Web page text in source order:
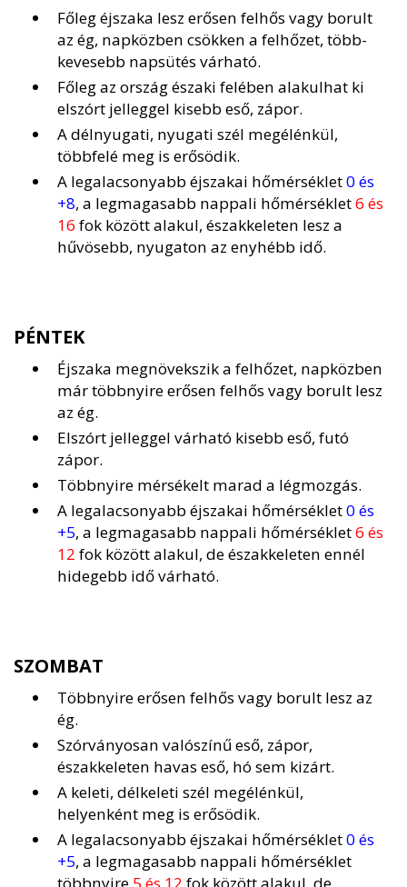
Főleg éjszaka lesz erősen felhős vagy borult
az ég, napközben csökken a felhőzet, több-
kevesebb napsütés várható.
Főleg az ország északi felében alakulhat ki
elszórt jelleggel kisebb eső, zápor.
A délnyugati, nyugati szél megélénkül,
többfelé meg is erősödik.
A legalacsonyabb éjszakai hőmérséklet0 és
+8, a legmagasabb nappali hőmérséklet6 és
16 fok között alakul, északkeleten lesz a
hűvösebb, nyugaton az enyhébb idő.
PÉNTEK
Éjszaka megnövekszik a felhőzet, napközben
már többnyire erősen felhős vagy borult lesz
az ég.
Elszórt jelleggel várható kisebb eső, futó
zápor.
Többnyire mérsékelt marad a légmozgás.
A legalacsonyabb éjszakai hőmérséklet0 és
+5, a legmagasabb nappali hőmérséklet6 és
12 fok között alakul, de északkeleten ennél
hidegebb idő várható.
SZOMBAT
Többnyire erősen felhős vagy borult lesz az
ég.
Szórványosan valószínű eső, zápor,
északkeleten havas eső, hó sem kizárt.
A keleti, délkeleti szél megélénkül,
helyenként meg is erősödik.
A legalacsonyabb éjszakai hőmérséklet0 és
+5, a legmagasabb nappali hőmérséklet